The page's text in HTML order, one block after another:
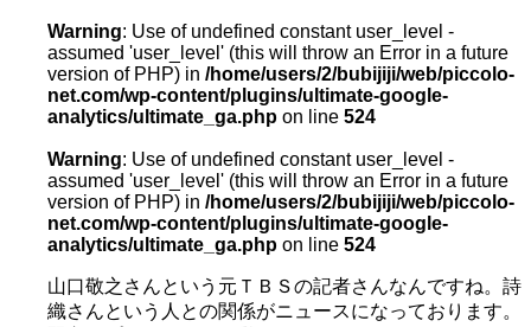
Warning: Use of undefined constant user_level -
assumed 'user_level' (this will throw an Error in a future
version of PHP) in /home/users/2/bubijiji/web/piccolo-
net.com/wp-content/plugins/ultimate-google-
analytics/ultimate_ga.php on line 524
Warning: Use of undefined constant user_level -
assumed 'user_level' (this will throw an Error in a future
version of PHP) in /home/users/2/bubijiji/web/piccolo-
net.com/wp-content/plugins/ultimate-google-
analytics/ultimate_ga.php on line 524
山口敬之さんという元ＴＢＳの記者さんなんですね。詩
織さんという人との関係がニュースになっております。